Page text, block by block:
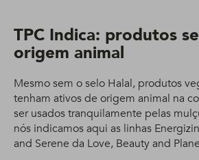
TPC Indica: produtos
origem animal
Mesmo sem o selo Halal, produtos
tenham ativos de origem animal na
ser usados tranquilamente pelas
nós indicamos aqui as linhas
and Serene da Love, Beauty and